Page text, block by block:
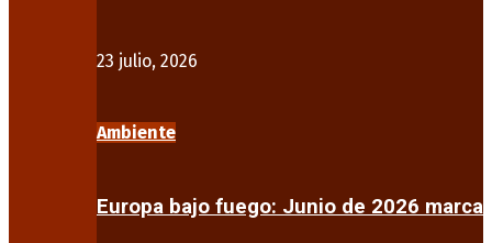
23 julio, 2026
Ambiente
Europa bajo fuego: Junio de 2026 marca